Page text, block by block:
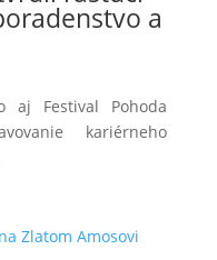
a
Festival Pohoda
kariérneho